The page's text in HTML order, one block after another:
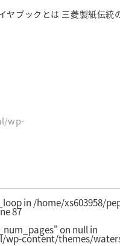
wp-
ヤブックとは 三菱製紙伝統
in /home/xs603958/
87
on null in
wp-content/themes/